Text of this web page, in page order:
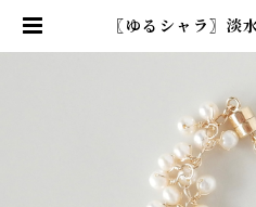
〖ゆるシャラ〗淡